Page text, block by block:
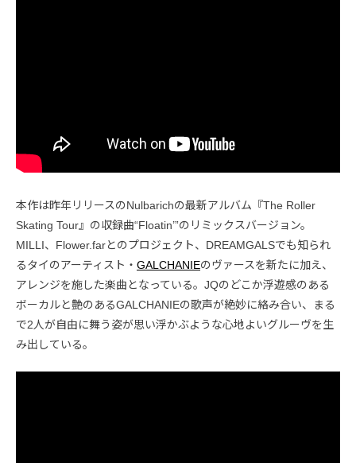
本作は昨年リリースのNulbarichの最新アルバム『The Roller
Skating Tour』の収録曲“Floatin’”のリミックスバージョン。
MILLI、Flower.farとのプロジェクト、DREAMGALSでも知られ
るタイのアーティスト・ GALCHANIEのヴァースを新たに加え、
アレンジを施した楽曲となっている。JQのどこか浮遊感のある
ボーカルと艶のあるGALCHANIEの歌声が絶妙に絡み合い、まる
で2人が自由に舞う姿が思い浮かぶような心地よいグルーヴを生
み出している。